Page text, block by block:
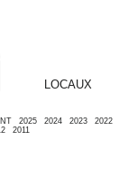
2025 2024 2023 2022
2011
LOCAUX